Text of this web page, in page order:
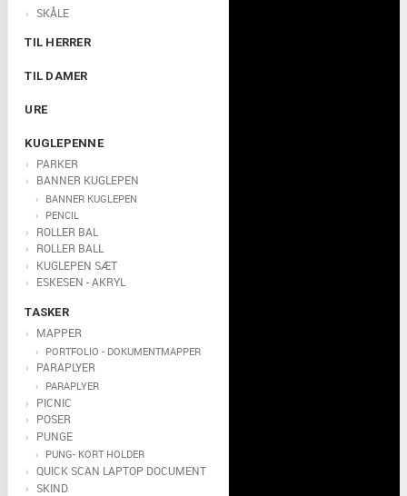
SKÅLE
TIL HERRER
TIL DAMER
URE
KUGLEPENNE
PARKER
BANNER KUGLEPEN
BANNER KUGLEPEN
PENCIL
ROLLER BAL
ROLLER BALL
KUGLEPEN SÆT
ESKESEN - AKRYL
TASKER
MAPPER
PORTFOLIO - DOKUMENTMAPPER
PARAPLYER
PARAPLYER
PICNIC
POSER
PUNGE
PUNG- KORT HOLDER
QUICK SCAN LAPTOP DOCUMENT
SKIND